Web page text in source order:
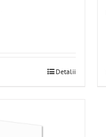
Detalii